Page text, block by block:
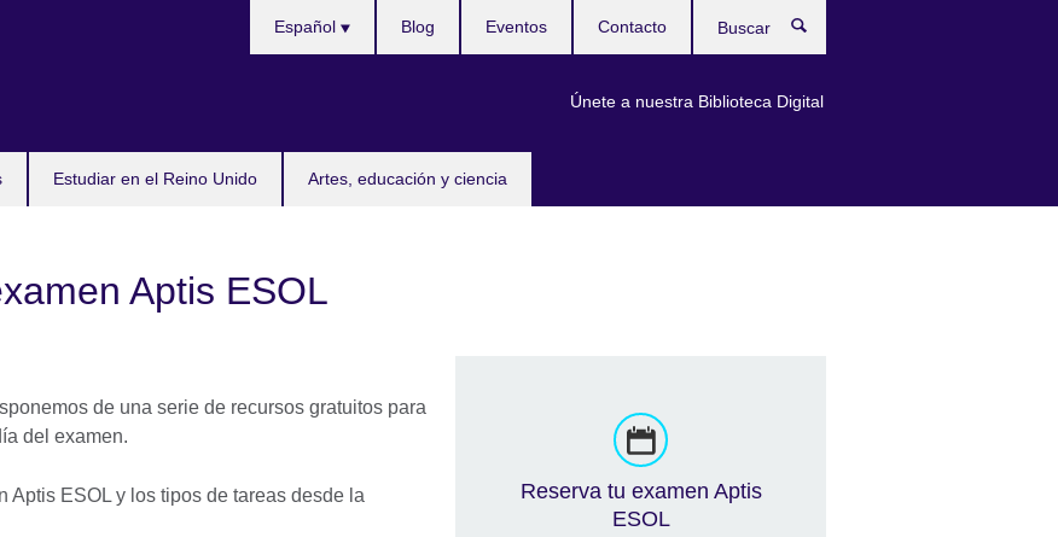
Estudiar en el Reino Unido Artes, educación y ciencia
idioma
Español
Únete a nuestra Biblioteca Digital
Blog Eventos Contacto
Aptis ESOL
de una serie de recursos gratuitos para
del examen.
Aptis ESOL y los tipos de tareas desde la
Reserva tu examen Aptis
ESOL